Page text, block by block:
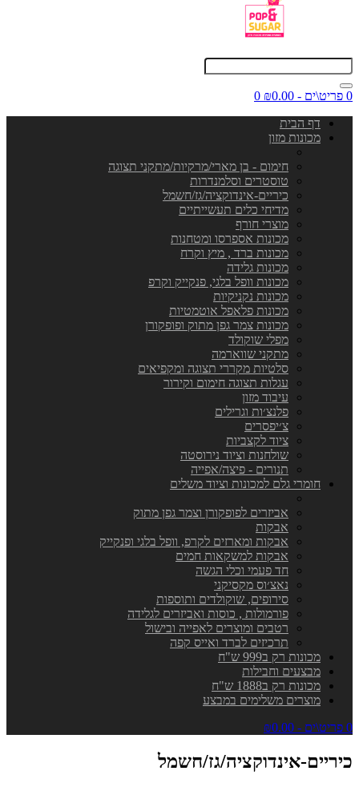
0 פריט\ים - ₪0.00
0
דף הבית
מכונות מזון
חימום - בן מארי/מרקיות/מתקני תצוגה
טוסטרים וסלמנדרות
כיריים-אינדוקציה/גז/חשמל
מדיחי כלים תעשייתיים
מוצרי חורף
מכונות אספרסו ומטחנות
מכונות ברד , מיץ וקרח
מכונות גלידה
מכונות וופל בלגי, פנקייק וקרפ
מכונות נקניקיות
מכונות פלאפל אוטמטיות
מכונות צמר גפן מתוק ופופקורן
מפלי שוקולד
מתקני שווארמה
סלטיות מקררי תצוגה ומקפיאים
עגלות תצוגה חימום וקירור
עיבוד מזון
פלנצ׳ות וגרילים
צ׳יפסרים
ציוד לקצביות
שולחנות וציוד נירוסטה
תנורים - פיצה/אפייה
חומרי גלם למכונות וציוד משלים
אביזרים לפופקורן וצמר גפן מתוק
אבקות
אבקות ומארזים לקרפ, וופל בלגי ופנקייק
אבקות למשקאות חמים
חד פעמי וכלי הגשה
נאצ׳וס מקסיקני
סירופים, שוקולדים ותוספות
פורמולות , כוסות ואביזרים לגלידה
רטבים ומוצרים לאפייה ובישול
תרכיזים לברד ואייס קפה
מכונות רק ב999 ש"ח
מבצעים וחבילות
מכונות רק ב1888 ש"ח
מוצרים משלימים במבצע
0 פריט\ים - ₪0.00
כיריים-אינדוקציה/גז/חשמל